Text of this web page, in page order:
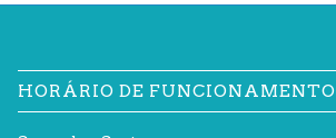
HORÁRIO DE FUNCIONAMENTO